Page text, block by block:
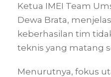
Ketua IMEI Team
Dewa Brata,
keberhasilan tim
teknis yang matang
Menurutnya, fokus